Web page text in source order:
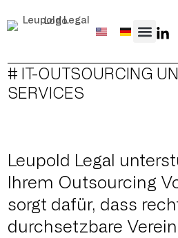
# IT-OUTSOURCING
SERVICES
Leupold Legal
Ihrem Outsourcing
sorgt dafür, dass
durchsetzbare